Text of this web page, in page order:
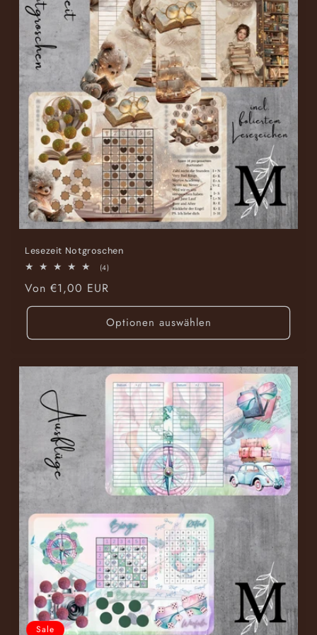
Lesezeit Notgroschen
(4)4
Normaler
Preis
Von €1,00 EUR
Optionen auswählen
Sale